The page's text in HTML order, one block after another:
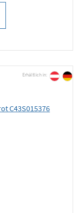
Erhältlich in: